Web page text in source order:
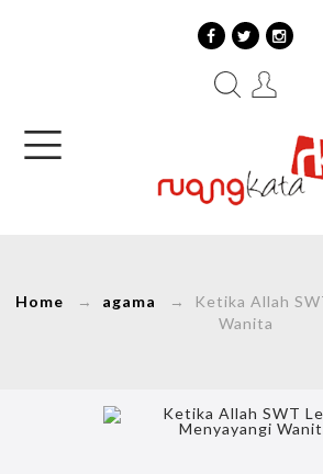
Home → agama → Ketika Allah
Wanita